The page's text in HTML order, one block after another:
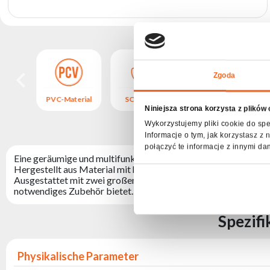
Zgoda
Niniejsza strona korzysta z plików
Wykorzystujemy pliki cookie do
Informacje o tym, jak korzystasz z
połączyć te informacje z innymi
PVC-Material SCHWARZ
Eine geräumige und multifunktionale Tasche für 2 ParACCU
Hergestellt aus Material mit hoher Abrieb- und
Ausgestattet mit zwei großen Fächern für Geräte, zwei
notwendiges Zubehör bietet.
Physikalische Parameter